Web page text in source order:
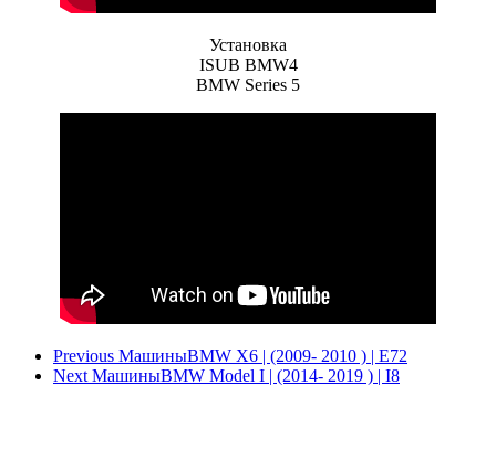
Установка
ISUB BMW4
BMW Series 5
Previous МашиныBMW X6 | (2009- 2010 ) | E72
Next МашиныBMW Model I | (2014- 2019 ) | I8